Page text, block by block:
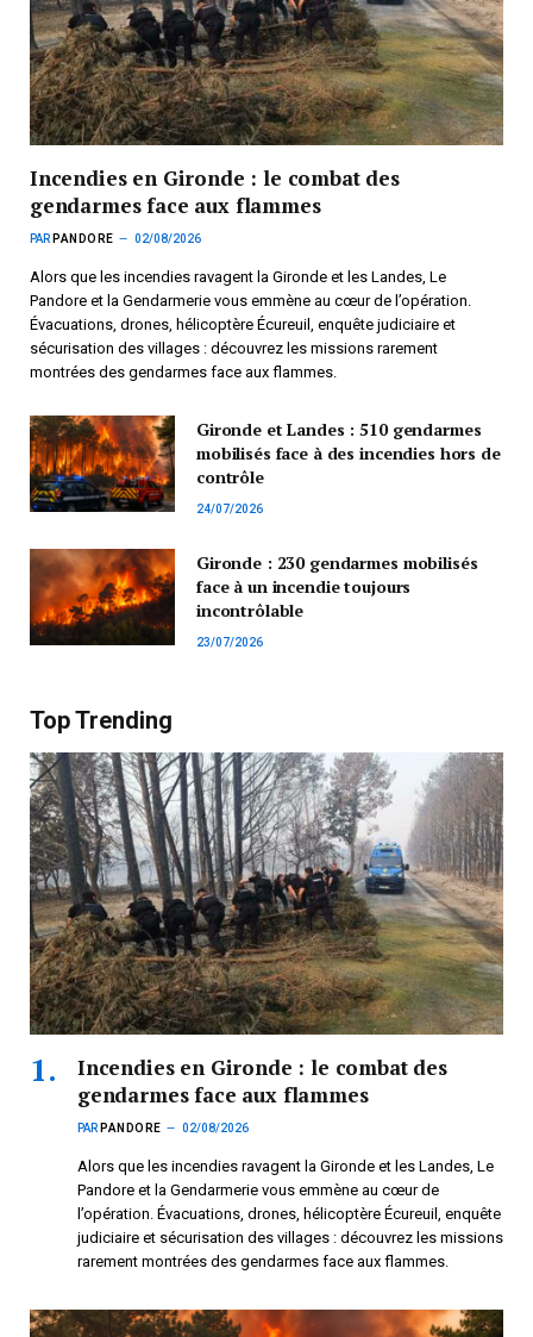
Incendies en Gironde : le combat des
gendarmes face aux flammes
PAR PANDORE 02/08/2026
Alors que les incendies ravagent la Gironde et les Landes, Le
Pandore et la Gendarmerie vous emmène au cœur de l’opération.
Évacuations, drones, hélicoptère Écureuil, enquête judiciaire et
sécurisation des villages : découvrez les missions rarement
montrées des gendarmes face aux flammes.
Gironde et Landes : 510 gendarmes
mobilisés face à des incendies hors de
contrôle
24/07/2026
Gironde : 230 gendarmes mobilisés
face à un incendie toujours
incontrôlable
23/07/2026
Top Trending
Incendies en Gironde : le combat des
gendarmes face aux flammes
PAR PANDORE 02/08/2026
Alors que les incendies ravagent la Gironde et les Landes, Le
Pandore et la Gendarmerie vous emmène au cœur de
l’opération. Évacuations, drones, hélicoptère Écureuil, enquête
judiciaire et sécurisation des villages : découvrez les missions
rarement montrées des gendarmes face aux flammes.